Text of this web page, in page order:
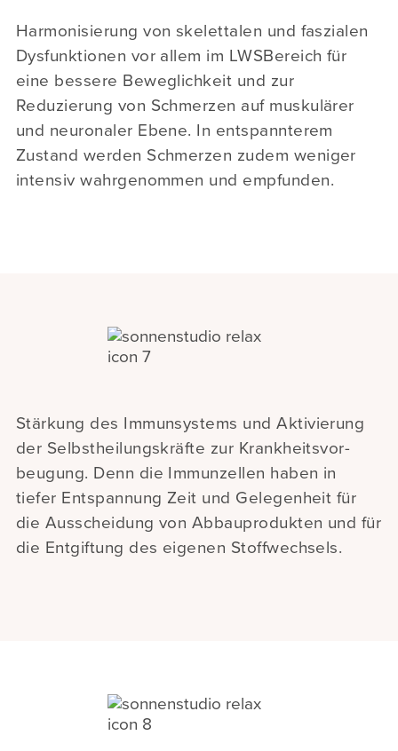
Harmonisierung von skelettalen und faszialen
Dysfunktionen vor allem im LWSBereich für
eine bessere Beweglichkeit und zur
Reduzierung von Schmerzen auf muskulärer
und neuronaler Ebene. In entspannterem
Zustand werden Schmerzen zudem weniger
intensiv wahrgenommen und empfunden.
Stärkung des Immunsystems und Aktivierung
der Selbstheilungskräfte zur Krankheitsvor-
beugung. Denn die Immunzellen haben in
tiefer Entspannung Zeit und Gelegenheit für
die Ausscheidung von Abbauprodukten und für
die Entgiftung des eigenen Stoffwechsels.